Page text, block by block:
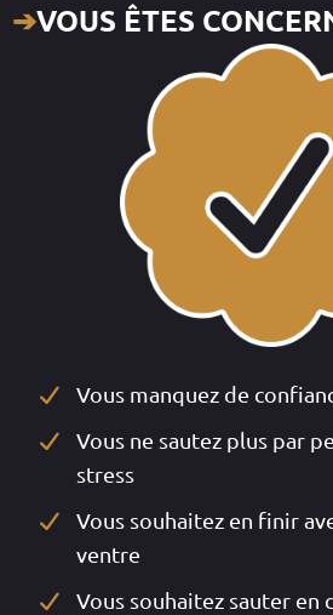
➔VOUS ÊTES
Vous manquez de
Vous ne sautez plus par
stress
Vous souhaitez en finir
ventre
Vous souhaitez sauter en